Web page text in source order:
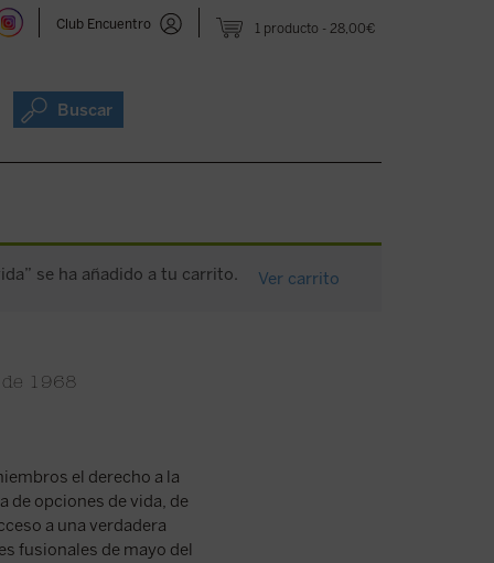
1 producto 28,00€
Club Encuentro
Buscar
se ha añadido a tu carrito. Ver carrito
1968
el derecho a la
de opciones de vida, de
a una verdadera
fusionales de mayo del